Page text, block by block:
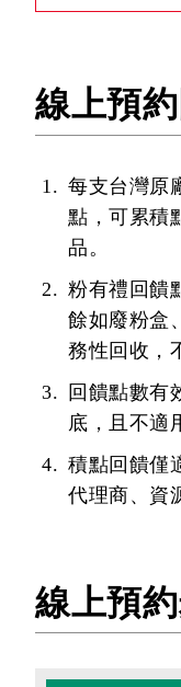
線上預
每支台灣原
點，可累積
品。
粉有禮回饋
餘如廢粉盒
務性回收，
回饋點數有
底，且不適
積點回饋僅
代理商、資
線上預